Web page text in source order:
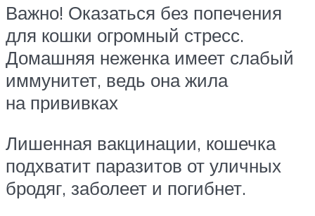
Важно! Оказаться без попечения
для кошки огромный стресс.
Домашняя неженка имеет слабый
иммунитет, ведь она жила
на прививках
Лишенная вакцинации, кошечка
подхватит паразитов от уличных
бродяг, заболеет и погибнет.